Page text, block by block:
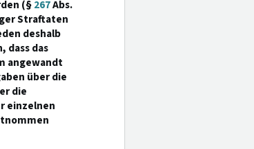
(§267Abs.
Straftaten
deshalb
dass das
angewandt
über die
die
einzelnen